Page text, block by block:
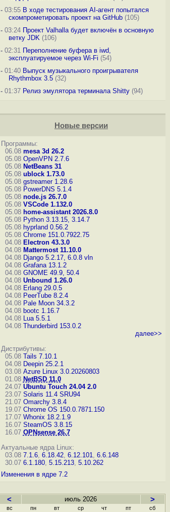
-03:55 В ходе тестирования AI-агент попытался
скомпрометировать проект на GitHub(105)
-03:24 Проект Valhalla будет включён в основную
ветку JDK(106)
-02:31 Переполнение буфера в iwd,
эксплуатируемое через Wi-Fi (54)
-01:40 Выпуск музыкального проигрывателя
Rhythmbox 3.5(32)
-01:37 Релиз эмулятора терминала Shitty(94)
Новые версии
Программы:
06.08 mesa 3d 26.2
05.08 OpenVPN 2.7.6
05.08 NetBeans 31
05.08 ublock 1.73.0
05.08 gstreamer 1.28.6
05.08 PowerDNS 5.1.4
05.08 node.js 26.7.0
05.08 VSCode 1.132.0
05.08 home-assistant 2026.8.0
05.08 Python 3.13.15, 3.14.7
05.08 hyprland 0.56.2
05.08 Chrome 151.0.7922.75
04.08 Electron 43.3.0
04.08 Mattermost 11.10.0
04.08 Django 5.2.17, 6.0.8 vln
04.08 Grafana 13.1.2
04.08 GNOME 49.9, 50.4
04.08 Unbound 1.26.0
04.08 Erlang 29.0.5
04.08 PeerTube 8.2.4
04.08 Pale Moon 34.3.2
04.08 bootc 1.16.7
04.08 Lua 5.5.1
04.08 Thunderbird 153.0.2
далее>>
Дистрибутивы:
05.08 Tails 7.10.1
04.08 Deepin 25.2.1
03.08 Azure Linux 3.0.20260803
01.08 NetBSD 11.0
24.07 Ubuntu Touch 24.04 2.0
23.07 Solaris 11.4 SRU94
21.07 Omarchy 3.8.4
19.07 Chrome OS 150.0.7871.150
17.07 Whonix 18.2.1.9
16.07 SteamOS 3.8.15
16.07 OPNsense 26.7
Актуальные ядра Linux:
03.08 7.1.6, 6.18.42, 6.12.101, 6.6.148
30.07 6.1.180, 5.15.213, 5.10.262
Изменения в ядре 7.2
< июль 2026 >
вс пн вт ср чт пт
сб